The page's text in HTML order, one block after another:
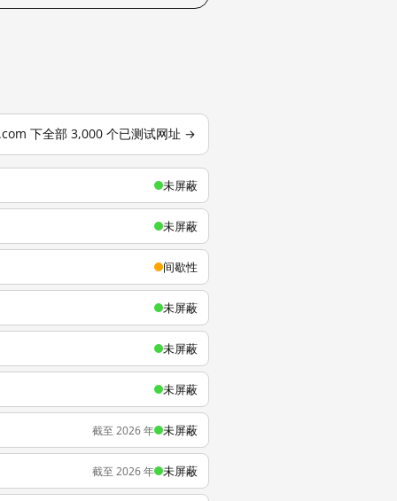
下全部 3,000 个已测试网址 →
未屏蔽
未屏蔽
间歇性
未屏蔽
未屏蔽
未屏蔽
截至 2026 年 未屏蔽
截至 2026 年 未屏蔽